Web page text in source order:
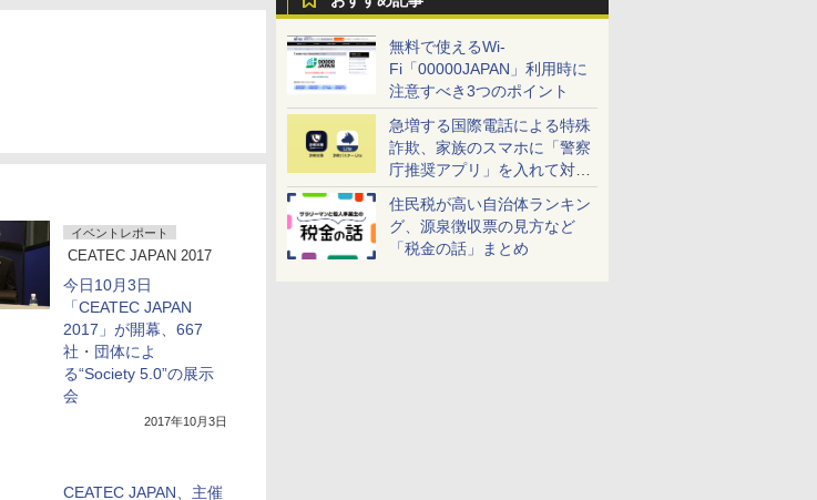
無料で使えるWi-
Fi「00000JAPAN」利用時に
注意すべき3つのポイント
急増する国際電話による特殊
詐欺、家族のスマホに「警察
庁推奨アプリ」を入れて対策
しよう！
住民税が高い自治体ランキン
グ、源泉徴収票の見方など
「税金の話」まとめ
イベントレポート
CEATEC JAPAN 2017
今日10月3日
「CEATEC JAPAN
2017」が開幕、667
社・団体によ
る“Society 5.0”の展示
会
2017年10月3日
CEATEC JAPAN、主催